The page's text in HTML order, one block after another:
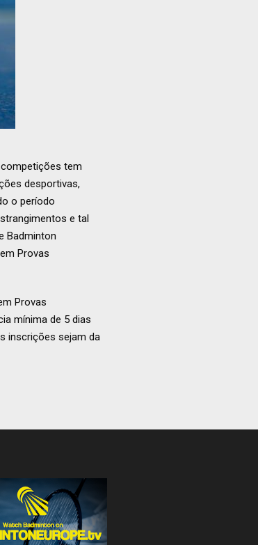
tem
desportivas,
o período
e tal
Badminton
Provas
Provas
mínima de 5 dias
inscrições sejam da